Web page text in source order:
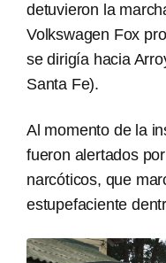
detuvieron la
Volkswagen Fox
se dirigía hacia
Santa Fe).
Al momento de la
fueron alertados
narcóticos, que
estupefaciente